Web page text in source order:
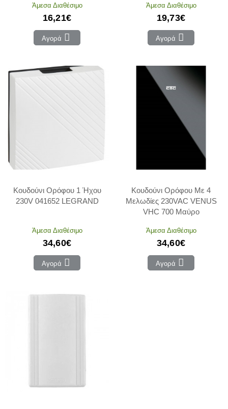
Άμεσα Διαθέσιμο
16,21€
Αγορά
Άμεσα Διαθέσιμο
19,73€
Αγορά
Κουδούνι Ορόφου 1 Ήχου
230V 041652 LEGRAND
Άμεσα Διαθέσιμο
34,60€
Αγορά
Κουδούνι Ορόφου Με 4
Μελωδίες 230VAC VENUS
VHC 700 Μαύρο
Άμεσα Διαθέσιμο
34,60€
Αγορά